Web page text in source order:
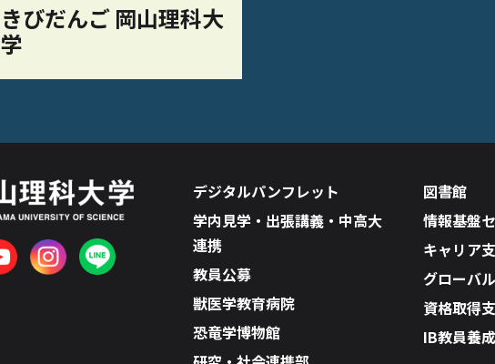
きびだんご 岡山理科大
学
デジタルパンフレット
学内見学・出張講義・中高大
連携
教員公募
獣医学教育病院
恐竜学博物館
図書館
情報基盤
キャリア
グローバ
資格取得
IB教員養